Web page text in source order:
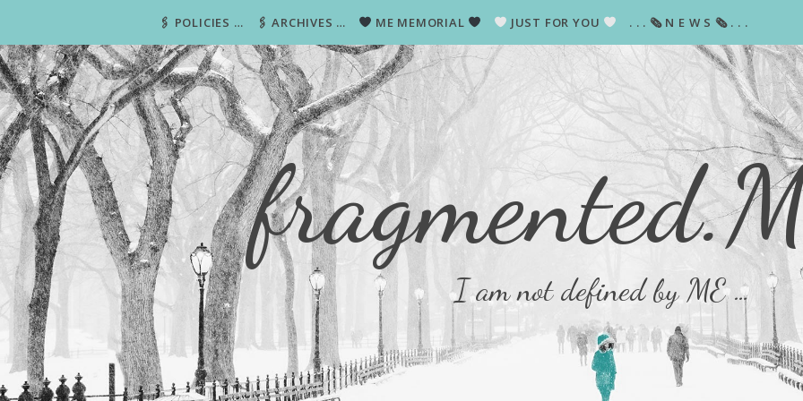
🖇 POLICIES … 🖇 ARCHIVES … ME MEMORIAL JUST FOR YOU . . . 🗞 N E W S 🗞 . . .
I am not defined by ME …